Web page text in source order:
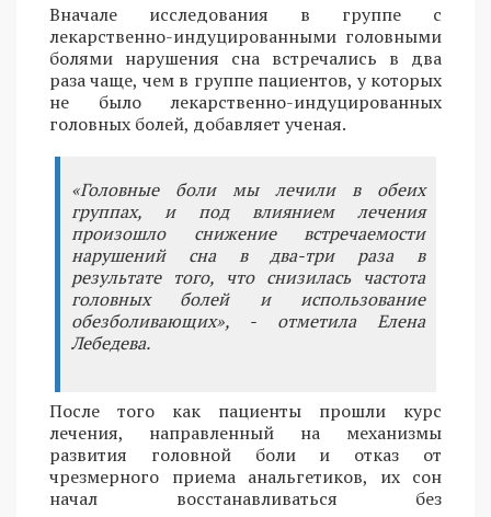
Вначале исследования в группе с
лекарственно-индуцированными головными
болями нарушения сна встречались в два
раза чаще, чем в группе пациентов, у которых
не было лекарственно-индуцированных
головных болей, добавляет ученая.
«Головные боли мы лечили в обеих
группах, и под влиянием лечения
произошло снижение встречаемости
нарушений сна в два-три раза в
результате того, что снизилась частота
головных болей и использование
обезболивающих», - отметила Елена
Лебедева.
После того как пациенты прошли курс
лечения, направленный на механизмы
развития головной боли и отказ от
чрезмерного приема анальгетиков, их сон
начал восстанавливаться без